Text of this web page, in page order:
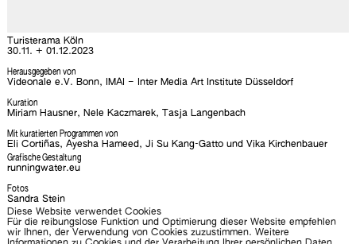
Turisterama Köln
30.11. + 01.12.2023
Herausgegeben von
Videonale e.V. Bonn, IMAI – Inter Media Art Institute Düsseldorf
Kuration
Miriam Hausner, Nele Kaczmarek, Tasja Langenbach
Mit kuratierten Programmen von
Eli Cortiñas, Ayesha Hameed, Ji Su Kang-Gatto und Vika Kirchenbauer
Grafische Gestaltung
runningwater.eu
Fotos
Sandra Stein
Gefördert von
Ministerium für Kultur und Wissenschaft des Landes Nordrhein-Westfalen
Stadt Köln
Diese Website verwendet Cookies
Für die reibungslose Funktion und Optimierung dieser Website empfehlen
wir Ihnen, der Verwendung von Cookies zuzustimmen. Weitere